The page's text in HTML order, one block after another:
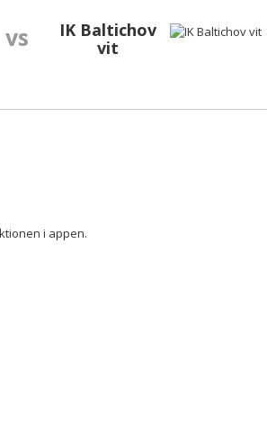
vs
IK Baltichov
vit
i appen.